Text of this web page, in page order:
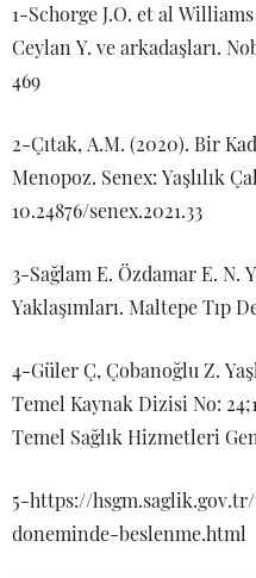
1-Schorge J.O. et al
Ceylan Y. ve arkadaşları.
469
2-Çıtak, A.M. (2020). Bir
Menopoz. Senex: Yaşlılık
10.24876/senex.2021.33
3-Sağlam E. Özdamar E. N.
Yaklaşımları. Maltepe Tıp
4-Güler Ç, Çobanoğlu Z.
Temel Kaynak Dizisi No:
Temel Sağlık Hizmetleri
5-https://
doneminde-beslenme.html